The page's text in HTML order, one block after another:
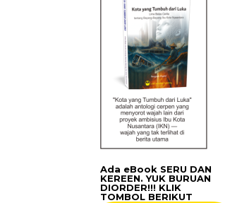
Ada eBook SERU DAN
KEREEN. YUK BURUAN
DIORDER!!! KLIK
TOMBOL BERIKUT